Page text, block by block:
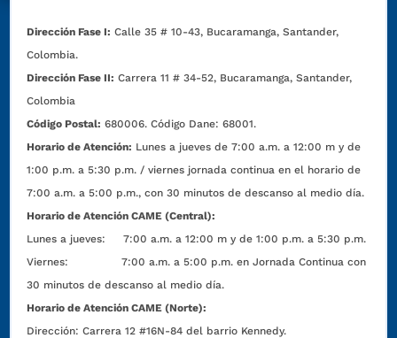
Dirección Fase I: Calle 35 # 10-43, Bucaramanga, Santander,
Colombia.
Dirección Fase II: Carrera 11 # 34-52, Bucaramanga, Santander,
Colombia
Código Postal: 680006. Código Dane: 68001.
Horario de Atención: Lunes a jueves de 7:00 a.m. a 12:00 m y de
1:00 p.m. a 5:30 p.m. / viernes jornada continua en el horario de
7:00 a.m. a 5:00 p.m., con 30 minutos de descanso al medio día.
Horario de Atención CAME (Central):
Lunes a jueves: 7:00 a.m. a 12:00 m y de 1:00 p.m. a 5:30 p.m.
Viernes: 7:00 a.m. a 5:00 p.m. en Jornada Continua con
30 minutos de descanso al medio día.
Horario de Atención CAME (Norte):
Dirección:Carrera 12 #16N-84 del barrio Kennedy.